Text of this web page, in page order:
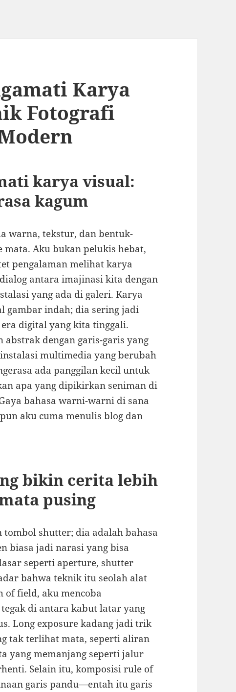
Karya
Fotografi
karya visual:
kagum
warna, tekstur, dan bentuk-
mata. Aku bukan pelukis hebat,
pengalaman melihat karya
antara imajinasi kita dengan
yang ada di galeri. Karya
gambar indah; dia sering jadi
digital yang kita tinggali.
dengan garis-garis yang
multimedia yang berubah
ada panggilan kecil untuk
apa yang dipikirkan seniman di
bahasa warni-warni di sana
aku cuma menulis blog dan
bikin cerita lebih
pusing
shutter; dia adalah bahasa
biasa jadi narasi yang bisa
seperti aperture, shutter
bahwa teknik itu seolah alat
of field, aku mencoba
di antara kabut latar yang
Long exposure kadang jadi trik
tak terlihat mata, seperti aliran
yang memanjang seperti jalur
Selain itu, komposisi rule of
garis pandu—entah itu garis